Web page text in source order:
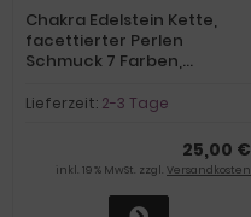
Chakra Edelstein Kette,
facettierter Perlen
Schmuck 7 Farben,
und Herren, Silber
Lieferzeit: 2-3 Tage
25,00 €
inkl. 19 % MwSt. zzgl. Versandkosten